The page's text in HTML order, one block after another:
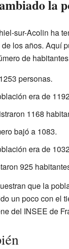
la
sur-Acolin ha
los años. Aquí
de
personas.
era de
1168
bajó a 1083.
era de
925
que la
un poco con el
del INSEE de